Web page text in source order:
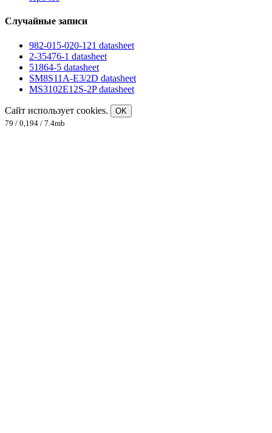
Случайные записи
982-015-020-121 datasheet
2-35476-1 datasheet
51864-5 datasheet
SM8S11A-E3/2D datasheet
MS3102E12S-2P datasheet
Сайт использует cookies.
OK
79 / 0,194 / 7.4mb